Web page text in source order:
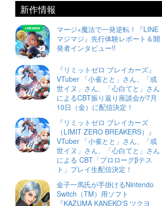
新作情報
マージ×魔法で一発逆転！『LINE
マジマジ』先行体験レポート＆開
発者インタビュー!!
『リミットゼロ ブレイカーズ』
VTuber 「小雀とと」さん、「或
世イヌ」さん、「心白てと」さん
によるCBT振り返り座談会が7月
10日（金）に配信決定！
『リミットゼロ ブレイカーズ
（LIMIT ZERO BREAKERS）』
VTuber 「小雀とと」さん、「或
世イヌ」さん、「心白てと」さん
による CBT「プロローグβテス
ト」プレイ生配信決定！
金子一馬氏が手掛けるNintendo
Switch（TM）用ソフト
『KAZUMA KANEKO'S ツクヨ